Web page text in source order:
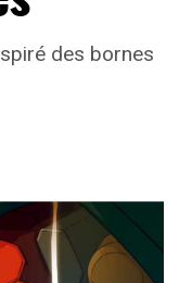
des bornes